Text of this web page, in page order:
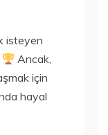
isteyen
Ancak,
için
hayal